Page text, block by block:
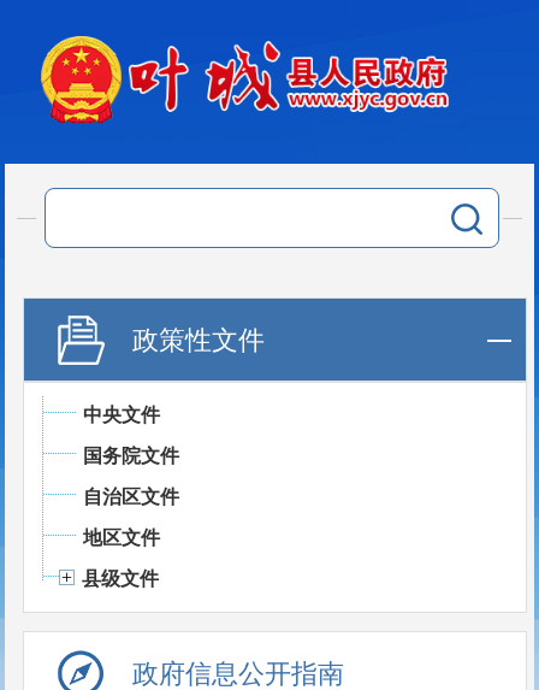
政策性文件
中央文件
国务院文件
自治区文件
地区文件
县级文件
政府信息公开指南